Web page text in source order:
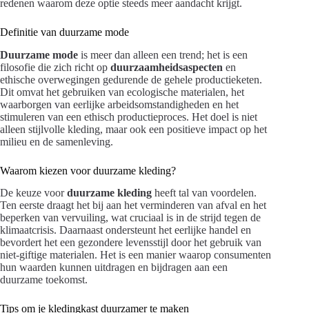
redenen waarom deze optie steeds meer aandacht krijgt.
Definitie van duurzame mode
Duurzame mode is meer dan alleen een trend; het is een
filosofie die zich richt op duurzaamheidsaspecten en
ethische overwegingen gedurende de gehele productieketen.
Dit omvat het gebruiken van ecologische materialen, het
waarborgen van eerlijke arbeidsomstandigheden en het
stimuleren van een ethisch productieproces. Het doel is niet
alleen stijlvolle kleding, maar ook een positieve impact op het
milieu en de samenleving.
Waarom kiezen voor duurzame kleding?
De keuze voorduurzame kleding heeft tal van voordelen.
Ten eerste draagt het bij aan het verminderen van afval en het
beperken van vervuiling, wat cruciaal is in de strijd tegen de
klimaatcrisis. Daarnaast ondersteunt het eerlijke handel en
bevordert het een gezondere levensstijl door het gebruik van
niet-giftige materialen. Het is een manier waarop consumenten
hun waarden kunnen uitdragen en bijdragen aan een
duurzame toekomst.
Tips om je kledingkast duurzamer te maken